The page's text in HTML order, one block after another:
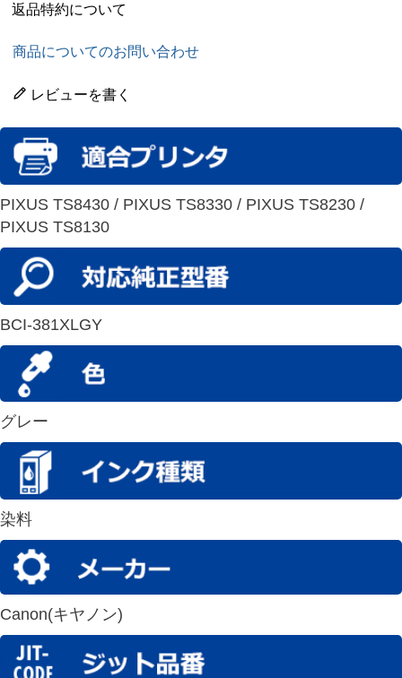
返品特約について
商品についてのお問い合わせ
レビューを書く
PIXUS TS8430 / PIXUS TS8330 / PIXUS TS8230 /
PIXUS TS8130
BCI-381XLGY
グレー
染料
Canon(キヤノン)